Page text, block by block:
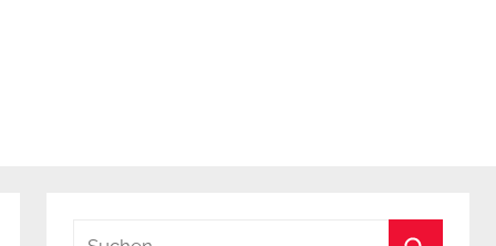
Suchen